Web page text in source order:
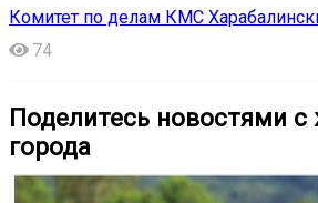
Комитет по делам КМС
74
Поделитесь новостями
города